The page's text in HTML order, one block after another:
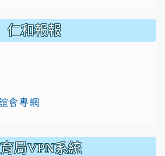
仁和報報
會專網
局VPN系統